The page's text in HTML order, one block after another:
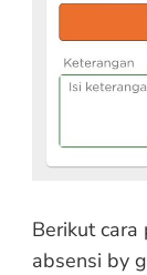
Berikut cara
absensi by